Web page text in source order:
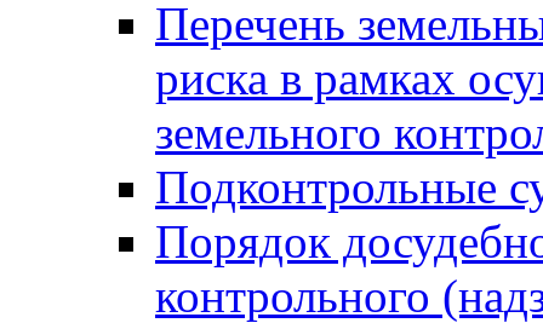
Перечень
риска в рамках
земельного
Подконтрольные
Порядок
контрольного